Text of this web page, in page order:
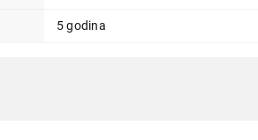
5 godina